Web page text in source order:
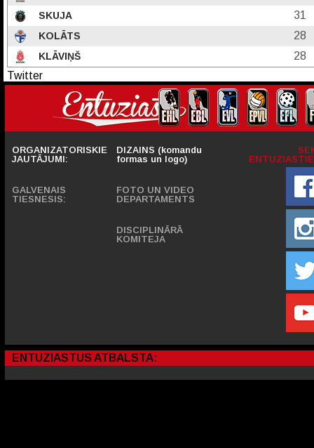
SKUJA 31
KOLĀTS 28
KLĀVIŅŠ
28
Twitter
ORGANIZATORISKIE
JAUTĀJUMI:
GALVENAIS
TIESNESIS:
DIZAINS (komandu
formas un logo)
FOTO UN VIDEO
DEPARTAMENTS
DISCIPLINĀRĀ
KOMITEJA
ENTUZIASTUS ATBALSTA: